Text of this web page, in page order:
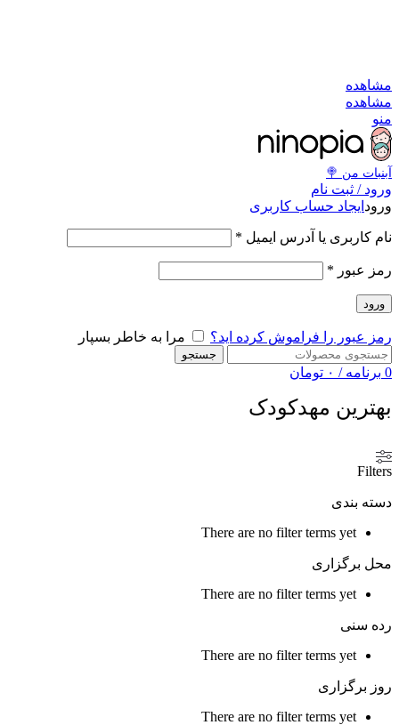
من 🍭
/ ثبت نام
ایجاد حساب کاربری
کاربری یا آدرس ایمیل*
عبور*
ورود
عبور را فراموش کرده اید؟ مرا به خاطر بسپار
جستجو
برنامه / ۰ تومان
مهدکودک
بندی
There are no filter terms yet
برگزاری
There are no filter terms yet
سنی
There are no filter terms yet
برگزاری
There are no filter terms yet